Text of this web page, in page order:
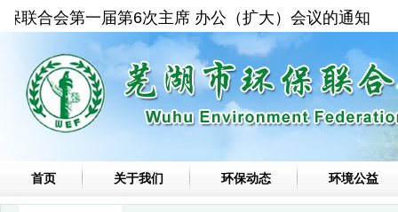
联合会第一届第6次主席 办公（扩大）会议的通知
首页 关于我们 环保动态 环境公益